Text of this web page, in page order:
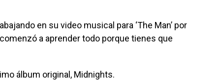
en su video musical para ‘The Man’ por
a aprender todo porque tienes que
álbum original, Midnights.